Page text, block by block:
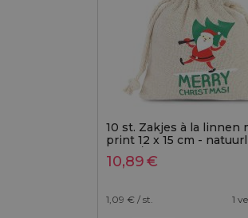
10 st. Zakjes à la linnen
print 12 x 15 cm -
10,89€
1,09 € / st. 1